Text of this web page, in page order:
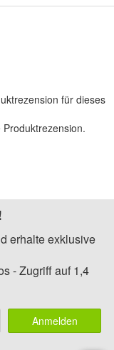
für dieses
.
erhalte exklusive
- Zugriff auf 1,4
Anmelden